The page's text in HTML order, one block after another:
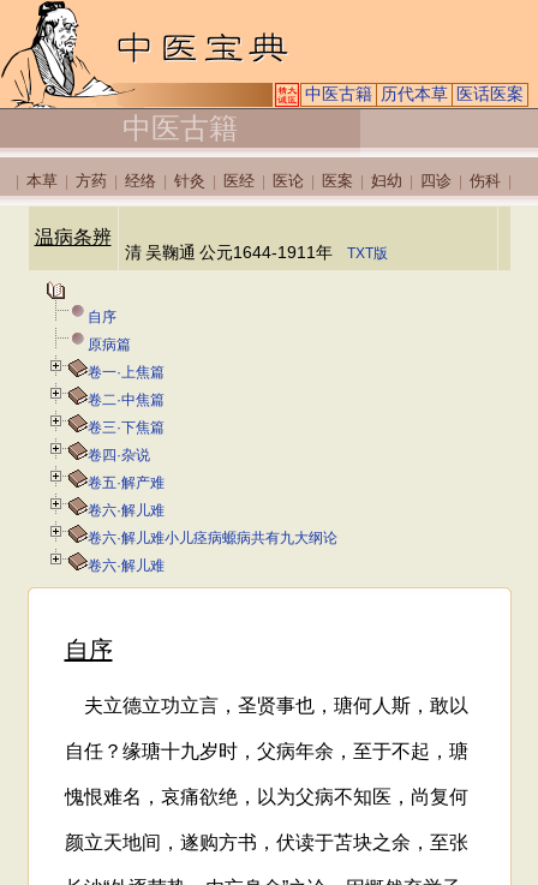
中医古籍 历代本草 医话医案
中医古籍
本草 方药 经络 针灸 医经 医论 医案 妇幼 四诊 伤科
温病条辨
清 吴鞠通 公元1644-1911年 TXT版
自序
原病篇
卷一·上焦篇
卷二·中焦篇
卷三·下焦篇
卷四·杂说
卷五·解产难
卷六·解儿难
卷六·解儿难小儿痉病螈病共有九大纲论
卷六·解儿难